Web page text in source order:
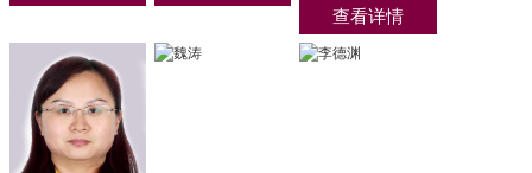
查看详情